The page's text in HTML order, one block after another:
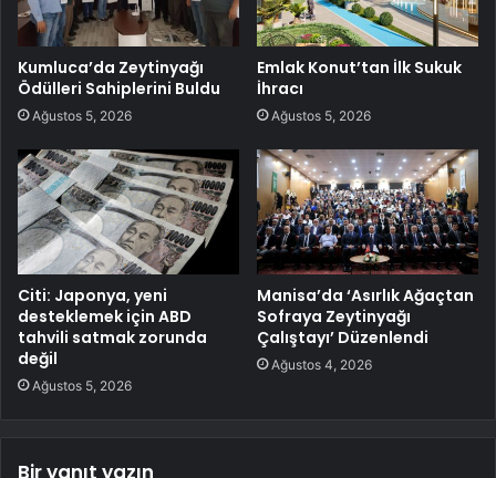
Kumluca’da Zeytinyağı
Ödülleri Sahiplerini Buldu
Ağustos 5, 2026
Emlak Konut’tan İlk Sukuk
İhracı
Ağustos 5, 2026
Citi: Japonya, yeni
desteklemek için ABD
tahvili satmak zorunda
değil
Ağustos 5, 2026
Manisa’da ‘Asırlık Ağaçtan
Sofraya Zeytinyağı
Çalıştayı’ Düzenlendi
Ağustos 4, 2026
Bir yanıt yazın